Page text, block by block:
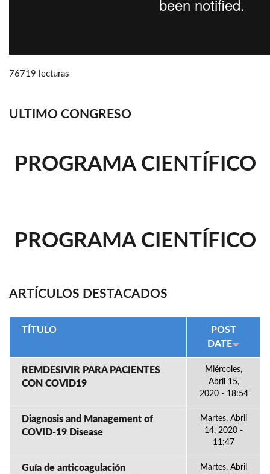
76719 lecturas
ULTIMO CONGRESO
PROGRAMA CIENTÍFICO
PROGRAMA CIENTÍFICO
ARTÍCULOS DESTACADOS
TÍTULO
POST
DATE
REMDESIVIR PARA PACIENTES
CON COVID19
Miércoles,
Abril 15,
2020 - 18:54
Diagnosis and Management of
COVID-19 Disease
Martes, Abril
14, 2020 -
11:47
Guía de anticoagulación
Martes, Abril